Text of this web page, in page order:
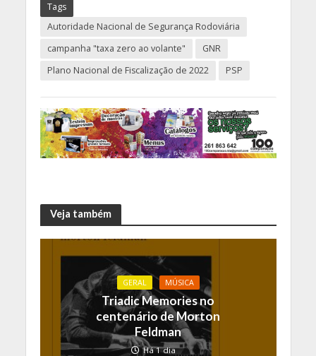
Tags
Autoridade Nacional de Segurança Rodoviária
campanha "taxa zero ao volante"
GNR
Plano Nacional de Fiscalização de 2022
PSP
Veja também
GERAL MÚSICA
Triadic Memories no
centenário de Morton
Feldman
Há 1 dia